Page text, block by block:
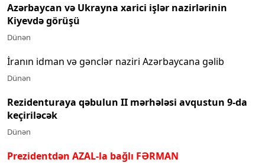
Azərbaycan və Ukrayna xarici işlər nazirlərinin
Kiyevdə görüşü
Dünən
İranın idman və gənclər naziri Azərbaycana gəlib
Dünən
Rezidenturaya qəbulun II mərhələsi avqustun 9-da
keçiriləcək
Dünən
Prezidentdən AZAL-la bağlı FƏRMAN